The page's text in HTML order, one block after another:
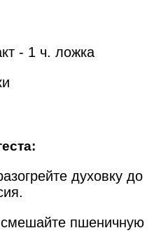
- 1 ч. ложка
духовку до
пшеничную